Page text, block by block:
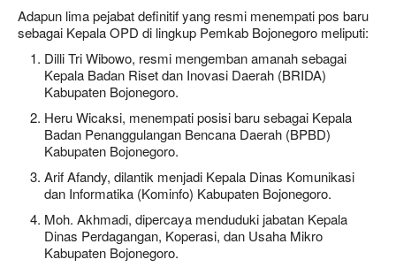
Adapun lima pejabat definitif yang resmi menempati pos baru
sebagai Kepala OPD di lingkup Pemkab Bojonegoro meliputi:
Dilli Tri Wibowo, resmi mengemban amanah sebagai
Kepala Badan Riset dan Inovasi Daerah (BRIDA)
Kabupaten Bojonegoro.
Heru Wicaksi, menempati posisi baru sebagai Kepala
Badan Penanggulangan Bencana Daerah (BPBD)
Kabupaten Bojonegoro.
Arif Afandy, dilantik menjadi Kepala Dinas Komunikasi
dan Informatika (Kominfo) Kabupaten Bojonegoro.
Moh. Akhmadi, dipercaya menduduki jabatan Kepala
Dinas Perdagangan, Koperasi, dan Usaha Mikro
Kabupaten Bojonegoro.